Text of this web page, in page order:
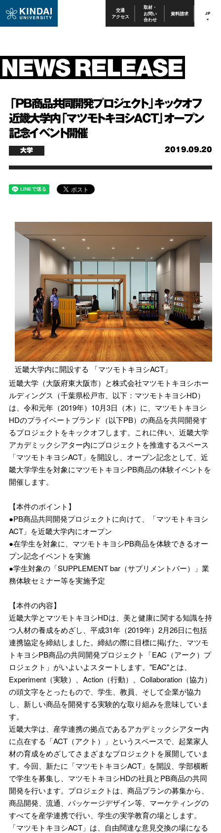
交通
アクセス
取材・
お問い
合わせ
資料請求 JP
「PB商品共同開発プロジェクト」キックオフ
近畿大学内「マツモトキヨシACT」オープン
記念イベント開催
2019.09.20
大学
近畿大学内に開設する 「マツモトキヨシACT」
近畿大学（大阪府東大阪市）と株式会社マツモトキヨシホー
ルディングス（千葉県松戸市、以下：マツモトキヨシHD）
は、令和元年（2019年）10月3日（木）に、マツモトキヨシ
HDのプライベートブランド（以下PB）の商品を共同開発す
るプロジェクトをキックオフします。これに伴い、近畿大学
アカデミックシアター内にプロジェクトを推進するスペース
「マツモトキヨシACT」を開設し、オープン記念として、近
畿大学学生を対象にマツモトキヨシPB商品の体験イベントを
開催します。
【本件のポイント】
●PB商品共同開発プロジェクトに向けて、「マツモトキヨシ
ACT」を近畿大学内にオープン
●在学生を対象に、マツモトキヨシPB商品を体験できるオー
プン記念イベントを実施
●学生対象の「SUPPLEMENT bar（サプリメントバー）」業
務体験セミナー等を実施予定
【本件の内容】
近畿大学とマツモトキヨシHDは、美と健康に関する知識を持
つ人材の養成をめざし、平成31年（2019年）2月26日に包括
連携協定を締結しました。締結の際に目標に掲げた、マツモ
トキヨシPB商品の共同開発プロジェクト「EAC（アーク）プ
ロジェクト」がいよいよスタートします。"EAC"とは、
Experiment（実験）、Action（行動）、Collaboration（協力）
の頭文字をとったもので、学生、教員、そして企業が協力
し、新しい商品を開発する実験的な取り組みを意味していま
す。
近畿大学は、産学連携の拠点であるアカデミックシアター内
に点在する「ACT（アクト）」というスペースで、起業家人
材の育成をめざしてさまざまなプロジェクトを展開していま
す。今回、新たに「マツモトキヨシACT」を開設、学部横断
で学生を募集し、マツモトキヨシHDの社員とPB商品の共同
開発を行います。プロジェクトは、商品プランの募集から、
商品開発、流通、パッケージデザイン等、マーケティングの
すべてを産学連携で行い、学生の実学教育の場とします。
「マツモトキヨシACT」は、自由闊達な意見交換の場になる